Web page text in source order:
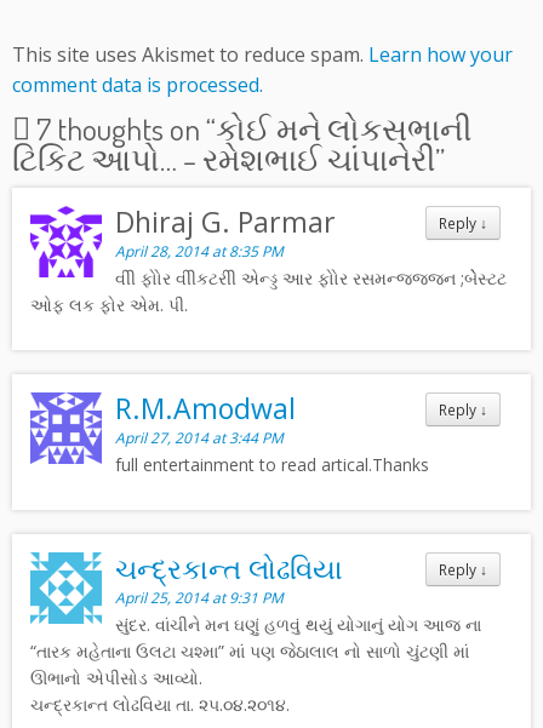
This site uses Akismet to reduce spam. Learn how your
comment data is processed.
7 thoughts on “કોઈ મને લોકસભાની
ટિકિટ આપો… – રમેશભાઈ ચાંપાનેરી”
Reply ↓
Dhiraj G. Parmar
April 28, 2014 at 8:35 PM
વીી ફોોર વીીકટરીી એન્ડ્ડ આર ફોોર રસમન્જ્જજન ;બેેસ્ટટ
ઓફ લક ફોર એમ. પી.
Reply ↓
R.M.Amodwal
April 27, 2014 at 3:44 PM
full entertainment to read artical.Thanks
Reply ↓
ચન્દ્રકાન્ત લોઢવિયા
April 25, 2014 at 9:31 PM
સુંદર. વાંચીને મન ઘણું હળવું થયું યોગાનું યોગ આજ ના
“તારક મહેતાના ઉલટા ચશ્મા” માં પણ જેઠાલાલ નો સાળો ચુંટણી માં
ઊભાનો એપીસોડ આવ્યો.
ચન્દ્રકાન્ત લોઢવિયા તા. ૨૫.૦૪.૨૦૧૪.